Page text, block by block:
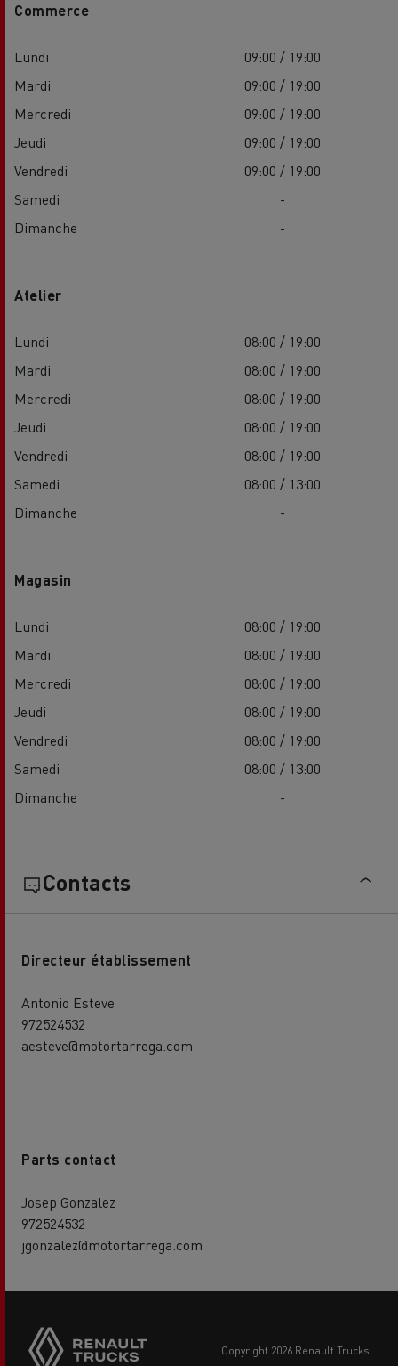
Commerce
Lundi
09:00 / 19:00
Mardi
09:00 / 19:00
Mercredi
09:00 / 19:00
Jeudi
09:00 / 19:00
Vendredi
09:00 / 19:00
Samedi
-
Dimanche
-
Atelier
Lundi
08:00 / 19:00
Mardi
08:00 / 19:00
Mercredi
08:00 / 19:00
Jeudi
08:00 / 19:00
Vendredi
08:00 / 19:00
Samedi
08:00 / 13:00
Dimanche
-
Magasin
Lundi
08:00 / 19:00
Mardi
08:00 / 19:00
Mercredi
08:00 / 19:00
Jeudi
08:00 / 19:00
Vendredi
08:00 / 19:00
Samedi
08:00 / 13:00
Dimanche
-
Contacts
Directeur établissement
Antonio Esteve
972524532
aesteve@motortarrega.com
Parts contact
Josep Gonzalez
972524532
jgonzalez@motortarrega.com
buttons
copyright 2026 Renault Trucks